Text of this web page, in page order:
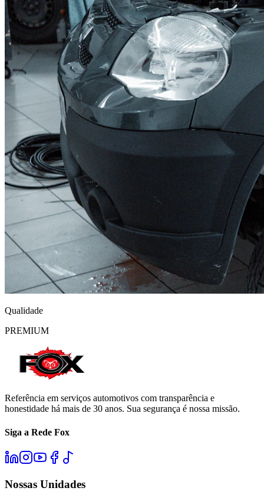
Qualidade
PREMIUM
Referência em serviços automotivos com transparência e
honestidade há mais de 30 anos. Sua segurança é nossa missão.
Siga a Rede Fox
Nossas Unidades